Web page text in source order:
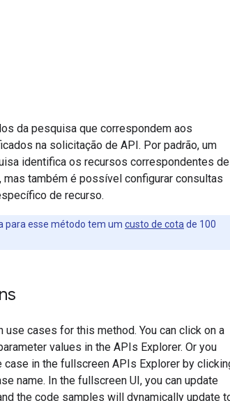
da pesquisa que correspondem aos
na solicitação de API. Por padrão, um
identifica os recursos correspondentes de
, mas também é possível configurar consultas
de recurso.
para esse método tem um custo de cota de 100